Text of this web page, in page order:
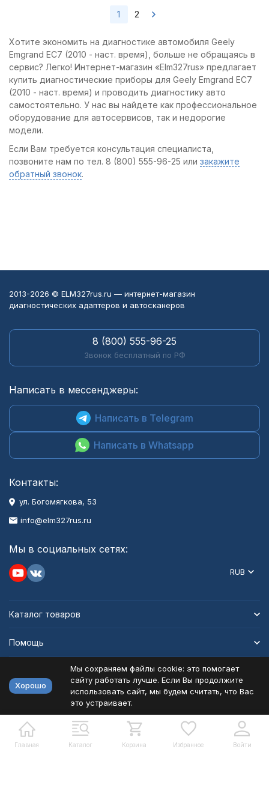
1 2
Хотите экономить на диагностике автомобиля Geely
Emgrand EC7 (2010 - наст. время), больше не обращаясь в
сервис? Легко! Интернет-магазин «Elm327rus» предлагает
купить диагностические приборы для Geely Emgrand EC7
(2010 - наст. время) и проводить диагностику авто
самостоятельно. У нас вы найдете как профессиональное
оборудование для автосервисов, так и недорогие
модели.
Если Вам требуется консультация специалиста,
позвоните нам по тел. 8 (800) 555-96-25 или закажите
обратный звонок.
Главная Каталог Корзина Избранное Войти
2013-2026 © ELM327rus.ru — интернет-магазин
диагностических адаптеров и автосканеров
8 (800) 555-96-25
Звонок бесплатный по РФ
Написать в мессенджеры:
Написать в Telegram
Написать в Whatsapp
Контакты:
ул. Богомягкова, 53
info@elm327rus.ru
Мы в социальных сетях:
RUB
Каталог товаров
Помощь
Политика персональных данных
Разработано в bodysite.ru
Хорошо
Мы сохраняем файлы cookie: это помогает
сайту работать лучше. Если Вы продолжите
использовать сайт, мы будем считать, что Вас
это устраивает.